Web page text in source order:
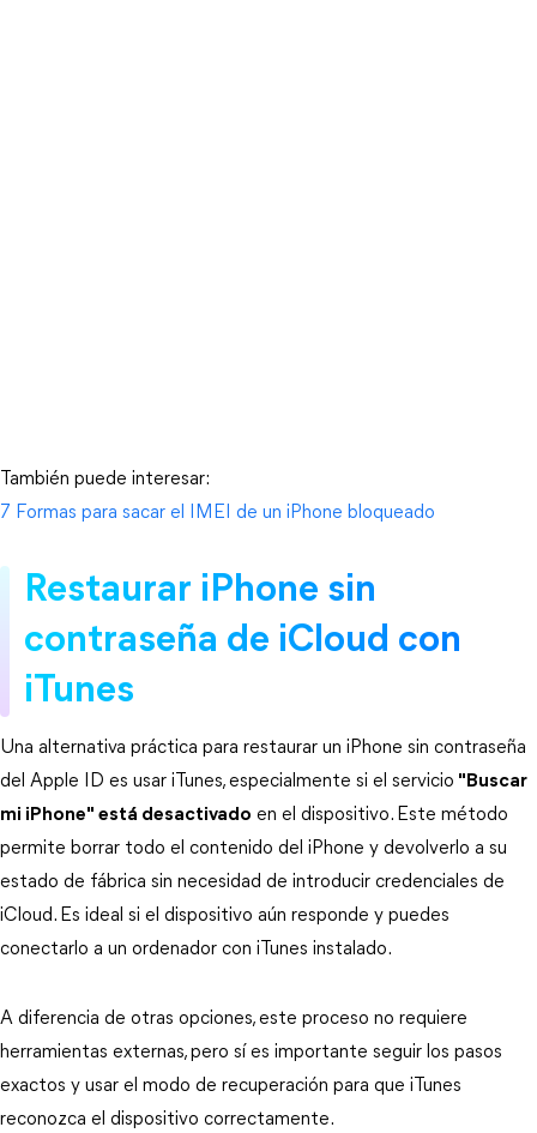
También puede interesar:
7 Formas para sacar el IMEI de un iPhone bloqueado
Restaurar iPhone sin
contraseña de iCloud con
iTunes
Una alternativa práctica para restaurar un iPhone sin contraseña
del Apple ID es usar iTunes, especialmente si el servicio "Buscar
mi iPhone" está desactivado en el dispositivo. Este método
permite borrar todo el contenido del iPhone y devolverlo a su
estado de fábrica sin necesidad de introducir credenciales de
iCloud. Es ideal si el dispositivo aún responde y puedes
conectarlo a un ordenador con iTunes instalado.
A diferencia de otras opciones, este proceso no requiere
herramientas externas, pero sí es importante seguir los pasos
exactos y usar el modo de recuperación para que iTunes
reconozca el dispositivo correctamente.